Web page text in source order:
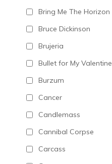
Bring Me The Horizon
Bruce Dickinson
Brujeria
Bullet for My Valentine
Burzum
Cancer
Candlemass
Cannibal Corpse
Carcass